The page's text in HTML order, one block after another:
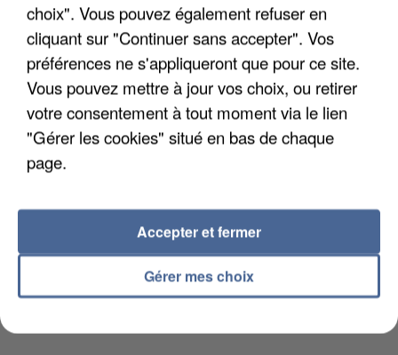
L’UN DES FONDATEURS SUPPOSÉS DE LA DZ
MAFIA INTERPELLÉ EN ALGÉRIE
choix". Vous pouvez également refuser en
cliquant sur "Continuer sans accepter". Vos
préférences ne s'appliqueront que pour ce site.
Vous pouvez mettre à jour vos choix, ou retirer
votre consentement à tout moment via le lien
"Gérer les cookies" situé en bas de chaque
page.
Gérer mes choix
Accepter et fermer